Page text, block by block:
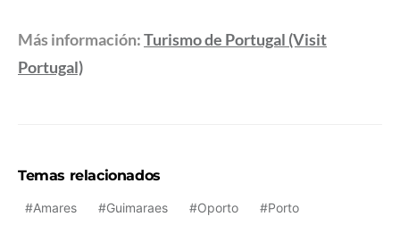
Más información:Turismo de Portugal (Visit
Portugal)
Temas relacionados
Amares Guimaraes Oporto
Porto